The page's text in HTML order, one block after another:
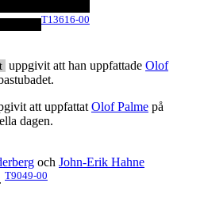
T13616-00
uppgivit att han uppfattade Olof
att uppfattat Olof Palme på
dagen.
och John-Erik Hahne
T9049-00